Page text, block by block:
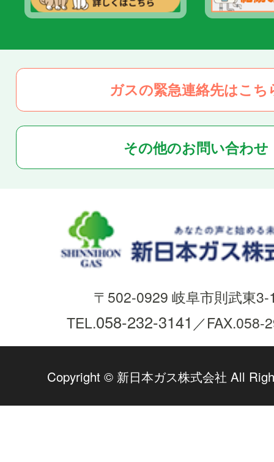
ガスの緊急連絡先はこち
その他のお問い合わせ
〒502-0929 岐阜市則武東3-
TEL.058-232-3141 ／FAX.058-
Copyright © 新日本ガス株式会社 All